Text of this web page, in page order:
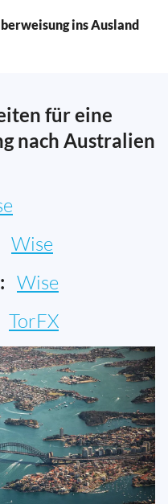
ins Ausland
für eine
nach Australien
Wise
Wise
TorFX